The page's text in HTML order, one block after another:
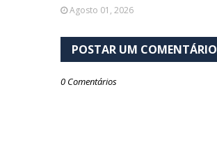
Agosto 01, 2026
POSTAR UM COMENTÁRIO
0 Comentários